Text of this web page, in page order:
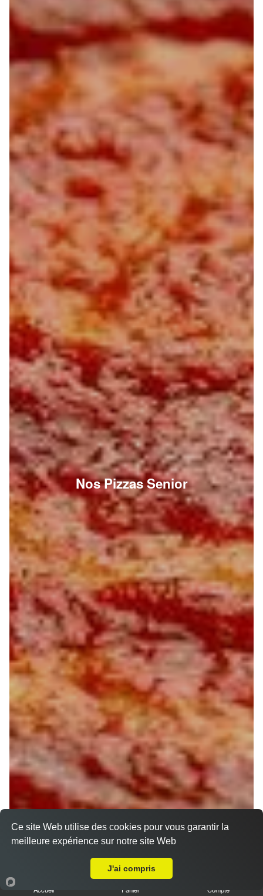
Nos Pizzas Senior
Accueil Panier Compte
Ce site Web utilise des cookies pour vous garantir la
meilleure expérience sur notre site Web
J'ai compris